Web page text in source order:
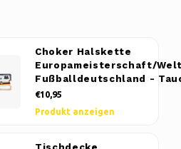
Choker Halskette
Europameisterschaft/
Fußballdeutschland -
€10,95
Produkt anzeigen